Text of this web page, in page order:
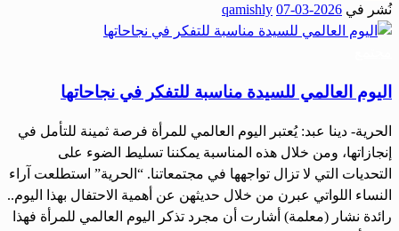
Share
نُشر في 2026-03-07
qamishly
اليوم العالمي للسيدة مناسبة للتفكر في نجاحاتها
الحرية- دينا عبد: يُعتبر اليوم العالمي للمرأة فرصة ثمينة للتأمل في
إنجازاتها، ومن خلال هذه المناسبة يمكننا تسليط الضوء على
التحديات التي لا تزال تواجهها في مجتمعاتنا. “الحرية” استطلعت آراء
النساء اللواتي عبرن من خلال حديثهن عن أهمية الاحتفال بهذا اليوم..
رائدة نشار (معلمة) أشارت أن مجرد تذكر اليوم العالمي للمرأة فهذا